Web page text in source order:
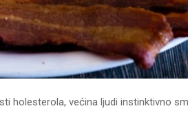
holesterola, većina ljudi instinktivno